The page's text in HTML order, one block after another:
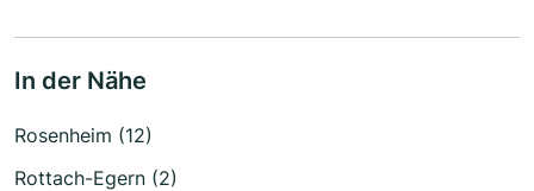
In der Nähe
Rosenheim (12)
Rottach-Egern (2)